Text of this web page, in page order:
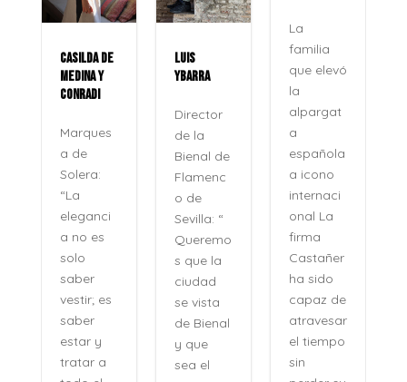
CASILDA DE
MEDINA Y
CONRADI
Marques
a de
Solera:
“La
eleganci
a no es
solo
saber
vestir; es
saber
estar y
tratar a
LUIS
YBARRA
Director
de la
Bienal de
Flamenc
o de
Sevilla: “
Queremo
s que la
ciudad
se vista
de Bienal
y que
sea el
La
familia
que elevó
la
alpargat
a
española
a icono
internaci
onal La
firma
Castañer
ha sido
capaz de
atravesar
el tiempo
sin